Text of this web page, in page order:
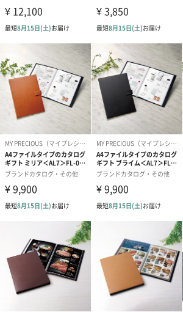
大切な方へのプレゼントに悩んだときは、こ
商品詳細情報
商品本体サイ
長さ310mm・幅230mm・高さ
パッケージサ
イズ
長さ325mm・幅230mm・高さ
本体重量
1000g
外装含めた全
体重量
合成皮革
お届けからの
使用期限
半年